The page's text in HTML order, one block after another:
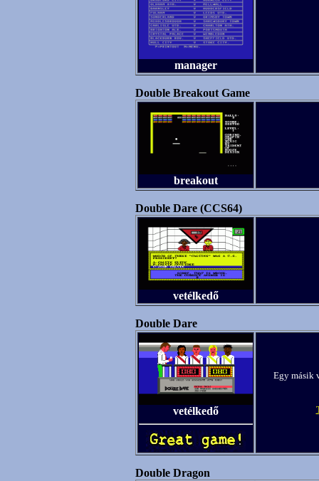
manager
Double Breakout Game
breakout
Double Dare (CCS64)
vetélkedő
Double Dare
vetélkedő
Egy másik
Double Dragon